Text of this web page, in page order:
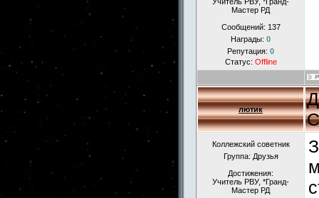
Мастер РД
Сообщений: 137
Награды: 0
Репутация: 0
Статус: Offline
лютик
Коллежский советник
Группа: Друзья
Достижения:
Учитель РВУ, *Гранд-
Мастер РД